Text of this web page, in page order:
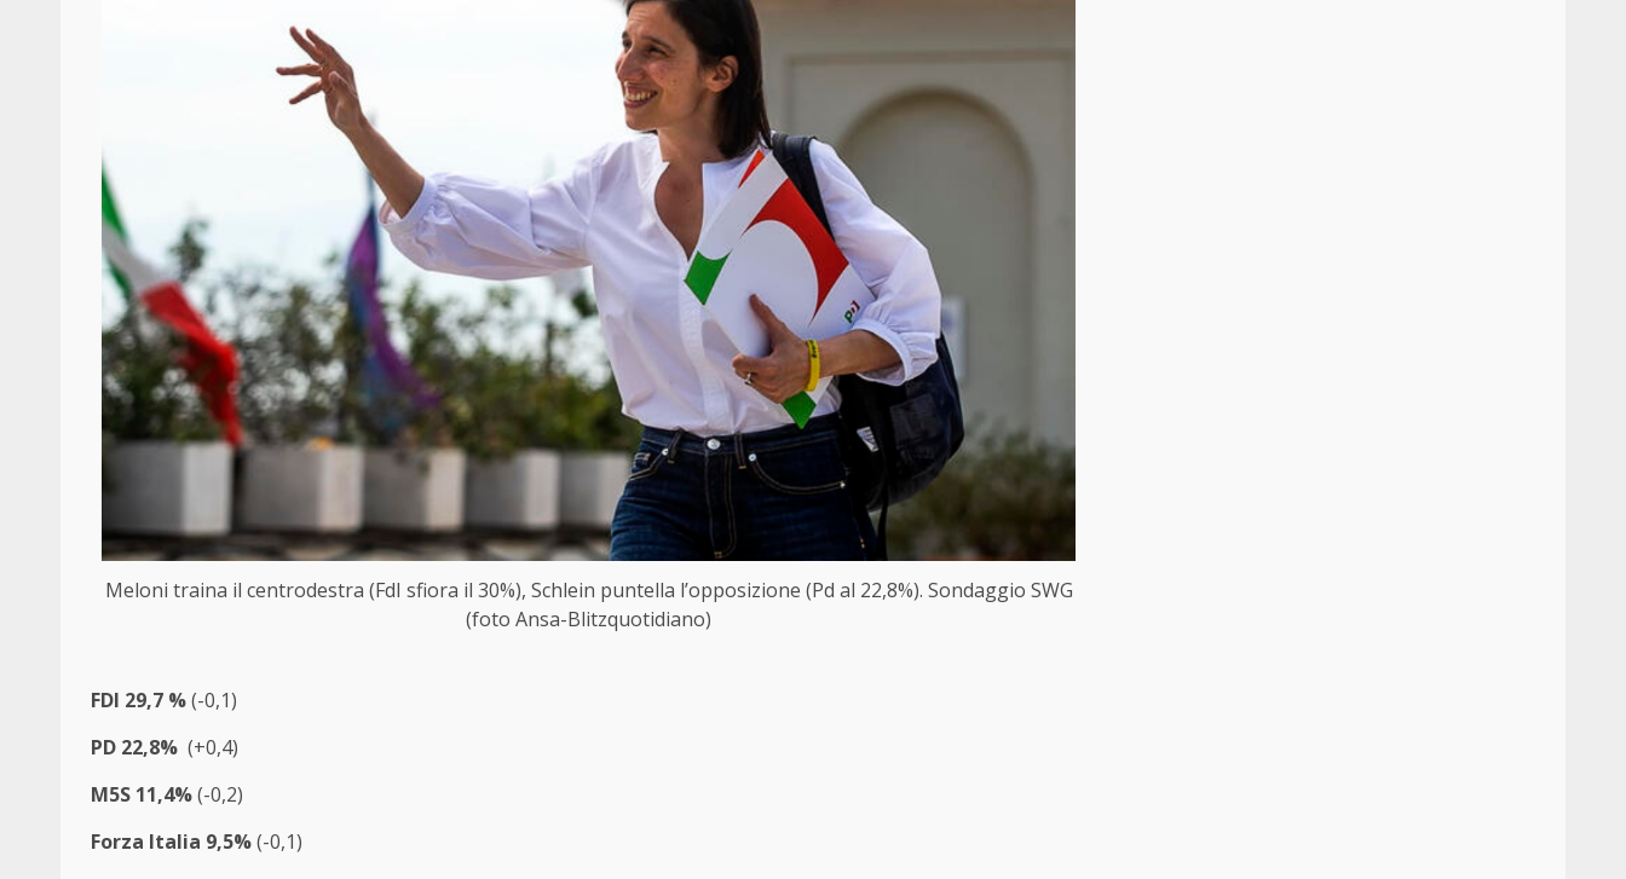
Meloni traina il centrodestra (FdI sfiora il 30%), Schlein puntella l’opposizione (Pd al 22,8%). Sondaggio SWG
(foto Ansa-Blitzquotidiano)
FDI 29,7 %(-0,1)
PD 22,8% (+0,4)
M5S 11,4%(-0,2)
Forza Italia 9,5%(-0,1)